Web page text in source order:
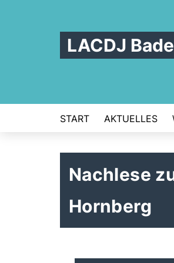
LACDJ
START AKTUELLES
Nachlese
Hornberg